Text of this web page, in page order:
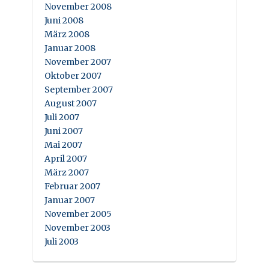
November 2008
Juni 2008
März 2008
Januar 2008
November 2007
Oktober 2007
September 2007
August 2007
Juli 2007
Juni 2007
Mai 2007
April 2007
März 2007
Februar 2007
Januar 2007
November 2005
November 2003
Juli 2003